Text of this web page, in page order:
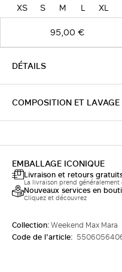
XS S M L
XL
95,00 €
DÉTAILS
COMPOSITION ET LAVAGE
EMBALLAGE ICONIQUE
Livraison et retours
La livraison prend
Nouveaux services en
Cliquez et découvrez
Collection:Weekend Max Mara
Code de l’article: